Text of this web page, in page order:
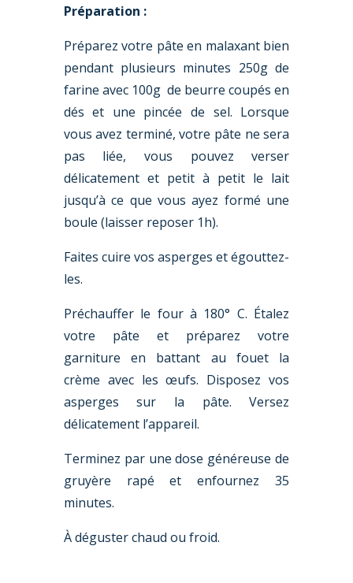
Préparation :
Préparez votre pâte en malaxant bien
pendant plusieurs minutes 250g de
farine avec 100g de beurre coupés en
dés et une pincée de sel. Lorsque
vous avez terminé, votre pâte ne sera
pas liée, vous pouvez verser
délicatement et petit à petit le lait
jusqu’à ce que vous ayez formé une
boule (laisser reposer 1h).
Faites cuire vos asperges et égouttez-
les.
Préchauffer le four à 180° C. Étalez
votre pâte et préparez votre
garniture en battant au fouet la
crème avec les œufs. Disposez vos
asperges sur la pâte. Versez
délicatement l’appareil.
Terminez par une dose généreuse de
gruyère rapé et enfournez 35
minutes.
À déguster chaud ou froid.